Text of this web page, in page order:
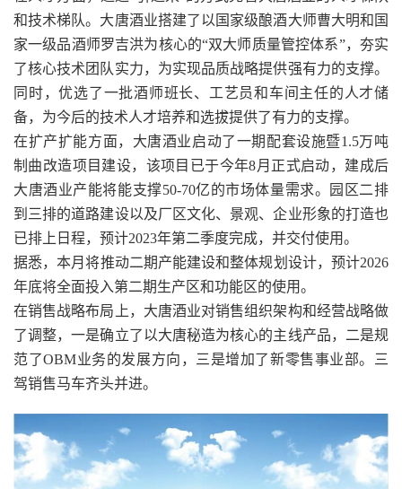
和技术梯队。大唐酒业搭建了以国家级酿酒大师曹大明和国
家一级品酒师罗吉洪为核心的“双大师质量管控体系”，夯实
了核心技术团队实力，为实现品质战略提供强有力的支撑。
同时，优选了一批酒师班长、工艺员和车间主任的人才储
备，为今后的技术人才培养和选拔提供了有力的支撑。
在扩产扩能方面，大唐酒业启动了一期配套设施暨1.5万吨
制曲改造项目建设，该项目已于今年8月正式启动，建成后
大唐酒业产能将能支撑50-70亿的市场体量需求。园区二排
到三排的道路建设以及厂区文化、景观、企业形象的打造也
已排上日程，预计2023年第二季度完成，并交付使用。
据悉，本月将推动二期产能建设和整体规划设计，预计2026
年底将全面投入第二期生产区和功能区的使用。
在销售战略布局上，大唐酒业对销售组织架构和经营战略做
了调整，一是确立了以大唐秘造为核心的主线产品，二是规
范了OBM业务的发展方向，三是增加了新零售事业部。三
驾销售马车齐头并进。